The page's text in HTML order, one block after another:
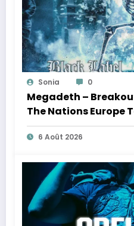
Sonia 0
Megadeth –
The Nations Europe
6 Août 2026